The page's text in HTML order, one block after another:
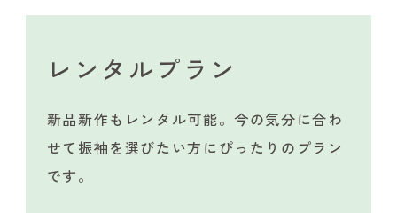
レンタルプラン
新品新作もレンタル可能。今の気分に合わ
せて振袖を選びたい方にぴったりのプラン
です。